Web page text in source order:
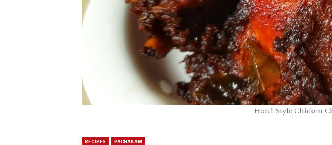
Hotel Style Chicken
RECIPES PACHAKAM